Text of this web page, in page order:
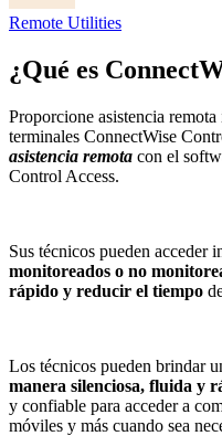
Remote Utilities
¿Qué es
Proporcione asistencia
terminales ConnectWise
asistencia remota con el
Control Access.
Sus técnicos pueden acceder
monitoreados o no
rápido y reducir el tiempo
Los técnicos pueden brindar
manera silenciosa, fluida y
y confiable para acceder a
móviles y más cuando sea